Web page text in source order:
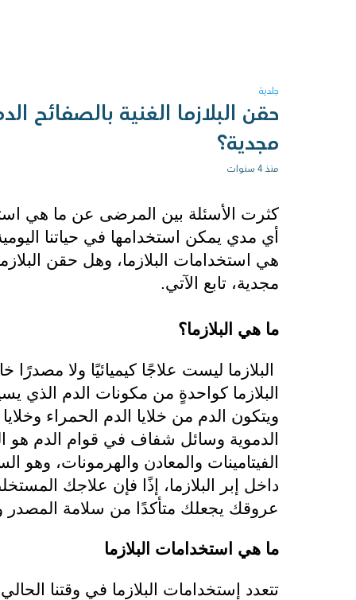
جلدية
حقن البلازما الغنية بالصفائح
مجدية؟
منذ 4 سنوات
مجدية، تابع الآتي.
ما هي البلازما؟
عروقك يجعلك متأكدًا من سلامة المصدر
ما هي استخدامات البلازما
تتعدد إستخدامات البلازما في وقتنا